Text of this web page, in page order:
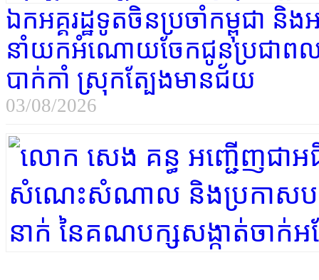
ឯកអគ្គរដ្ឋទូតចិនប្រចាំកម្ពុជា និ
នាំយកអំណោយចែកជូនប្រជាពល
បាក់កាំ ស្រុកត្បែងមានជ័យ
03/08/2026